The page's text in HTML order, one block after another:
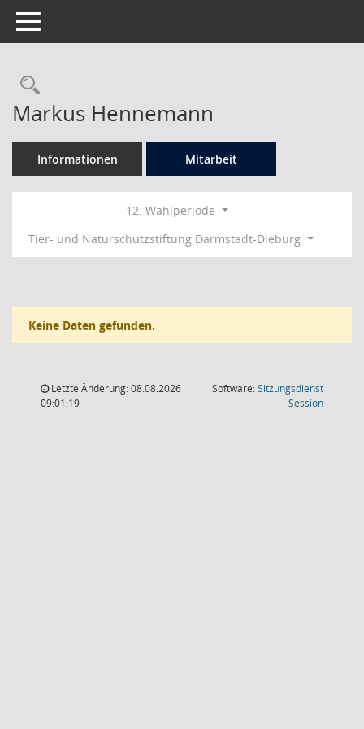
Toggle navigation
Rechercheauswahl
Markus Hennemann
Informationen Mitarbeit
12. Wahlperiode
Tier- und Naturschutzstiftung Darmstadt-Dieburg
Keine Daten gefunden.
Letzte Änderung: 08.08.2026
09:01:19
Software:Sitzungsdienst
Session(Wird in